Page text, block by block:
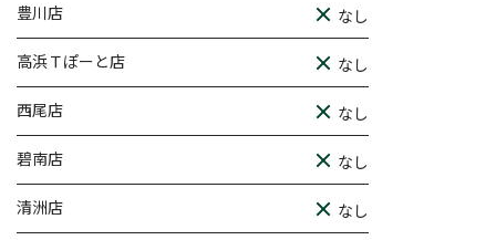
豊川店 なし
高浜Ｔぽーと店 なし
西尾店 なし
碧南店 なし
清洲店 なし